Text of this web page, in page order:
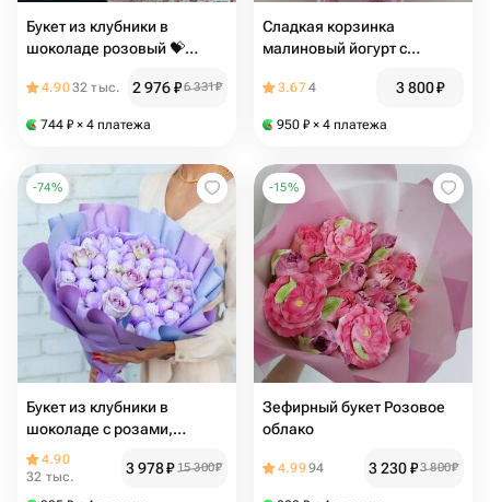
Букет из клубники в
шоколаде розовый 💝️
4.9032 тыс. 2 976₽6 331₽
744 ₽ × 4 платежа
Сладкая корзинка
малиновый йогурт с
3.674 3 800₽
950 ₽ × 4 платежа
-74%
Букет из клубники в
шоколаде с розами,
фиолетовый 💜🤍 красивый
с цветами
4.90
32 тыс.
3 978₽ 15 300₽
-15%
Зефирный букет Розовое
облако
4.9994 3 230₽3 800₽